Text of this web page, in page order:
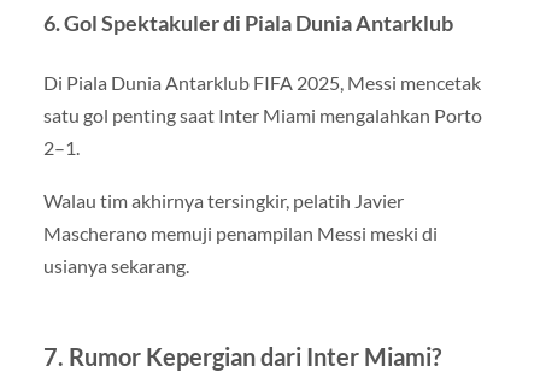
6. Gol Spektakuler di Piala Dunia Antarklub
Di Piala Dunia Antarklub FIFA 2025, Messi mencetak
satu gol penting saat Inter Miami mengalahkan Porto
2–1.
Walau tim akhirnya tersingkir, pelatih Javier
Mascherano memuji penampilan Messi meski di
usianya sekarang.
7. Rumor Kepergian dari Inter Miami?